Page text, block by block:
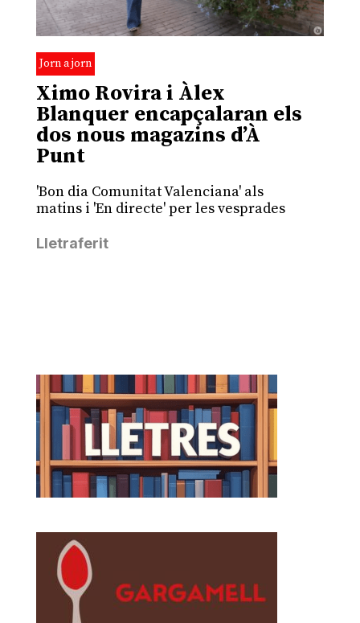
Jorn a jorn
Ximo Rovira i Àlex
Blanquer encapçalaran els
dos nous magazins d’À
Punt
'Bon dia Comunitat Valenciana' als
matins i 'En directe' per les vesprades
Lletraferit